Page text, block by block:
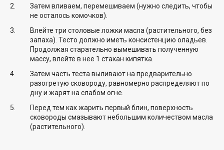
Затем вливаем, перемешиваем (нужно следить, чтобы
не осталось комочков).
Влейте три столовые ложки масла (растительного, без
запаха). Тесто должно иметь консистенцию оладьев.
Продолжая старательно вымешивать полученную
массу, влейте в нее 1 стакан кипятка.
Затем часть теста выливают на предварительно
разогретую сковороду, равномерно распределяют по
дну и жарят на слабом огне.
Перед тем как жарить первый блин, поверхность
сковороды смазывают небольшим количеством масла
(растительного).